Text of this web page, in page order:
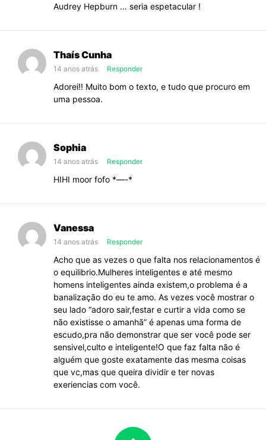
Audrey Hepburn … seria espetacular !
Thaís Cunha
14 anos atrás Responder
Adorei!! Muito bom o texto, e tudo que procuro em
uma pessoa.
Sophia
14 anos atrás Responder
HIHI moor fofo *—-*
Vanessa
14 anos atrás Responder
Acho que as vezes o que falta nos relacionamentos é
o equilibrio.Mulheres inteligentes e até mesmo
homens inteligentes ainda existem,o problema é a
banalização do eu te amo. As vezes você mostrar o
seu lado “adoro sair,festar e curtir a vida como se
não existisse o amanhã” é apenas uma forma de
escudo,pra não demonstrar que ser você pode ser
sensivel,culto e inteligente!O que faz falta não é
alguém que goste exatamente das mesma coisas
que vc,mas que queira dividir e ter novas
exeriencias com você.